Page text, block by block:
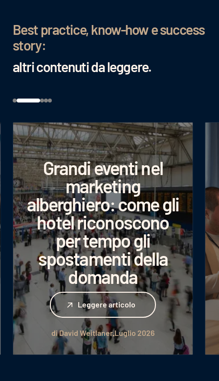
Best practice, know-how e success
story:
altri contenuti da leggere.
Grandi eventi nel
marketing
alberghiero: come gli
hotel riconoscono
per tempo gli
spostamenti della
domanda
Leggere articolo
Leggere articolo
di David WeitlanerLuglio 2026